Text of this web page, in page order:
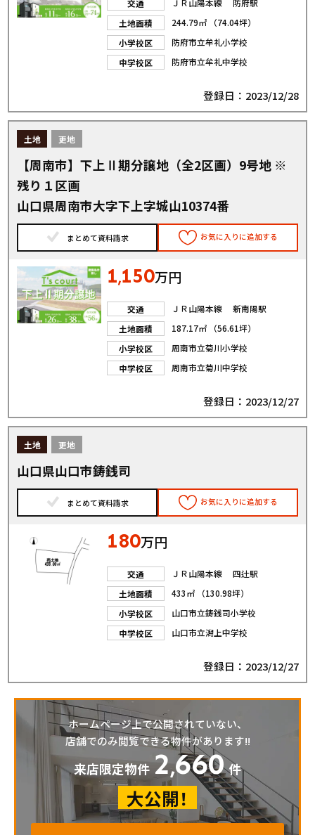
交通
土地面積
244.79㎡ （74.04坪）
小学校区
防府市立牟礼小学校
中学校区
防府市立牟礼中学校
登録日：2023/12/28
土地 更地
【周南市】下上Ⅱ期分譲地（全2区画）9号地 ※
残り１区画
山口県周南市大字下上字城山10374番
まとめて資料請求 お気に入りに追加する
1,150万円
交通
ＪＲ山陽本線 新南陽駅
土地面積
187.17㎡ （56.61坪）
小学校区
周南市立菊川小学校
中学校区
周南市立菊川中学校
登録日：2023/12/27
土地 更地
山口県山口市鋳銭司
まとめて資料請求 お気に入りに追加する
180万円
交通
ＪＲ山陽本線 四辻駅
土地面積
433㎡ （130.98坪）
小学校区
山口市立鋳銭司小学校
中学校区
山口市立潟上中学校
登録日：2023/12/27
ホームページ上で公開されていない、
店舗でのみ閲覧できる物件があります!!
来店限定物件 2,660 件
大公開！